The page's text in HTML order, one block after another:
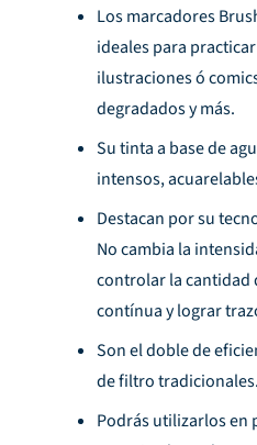
Los marcadores
ideales para
ilustraciones ó
degradados y más.
Su tinta a base de
intensos,
Destacan por su
No cambia la
controlar la cantidad
contínua y lograr
Son el doble de
de filtro tradicionales.
Podrás utilizarlos en